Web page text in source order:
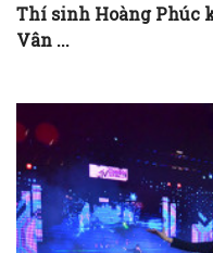
Thí sinh Hoàng Phúc
Vân ...